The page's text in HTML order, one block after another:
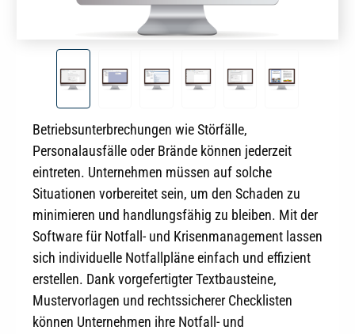
Betriebsunterbrechungen wie Störfälle,
Personalausfälle oder Brände können jederzeit
eintreten. Unternehmen müssen auf solche
Situationen vorbereitet sein, um den Schaden zu
minimieren und handlungsfähig zu bleiben. Mit der
Software für Notfall- und Krisenmanagement lassen
sich individuelle Notfallpläne einfach und effizient
erstellen. Dank vorgefertigter Textbausteine,
Mustervorlagen und rechtssicherer Checklisten
können Unternehmen ihre Notfall- und